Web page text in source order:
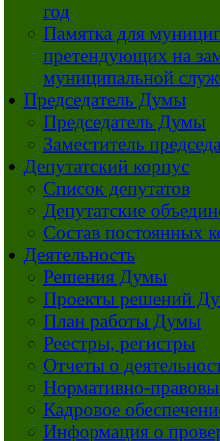
год
Памятка для
претендующих на
муниципальной
Председатель Думы
Председатель Думы
Заместитель
Депутатский корпус
Список депутатов
Депутатские
Состав постоянных
Деятельность
Решения Думы
Проекты решений
План работы Думы
Реестры, регистры
Отчеты о
Нормативно-
Кадровое
Информация о